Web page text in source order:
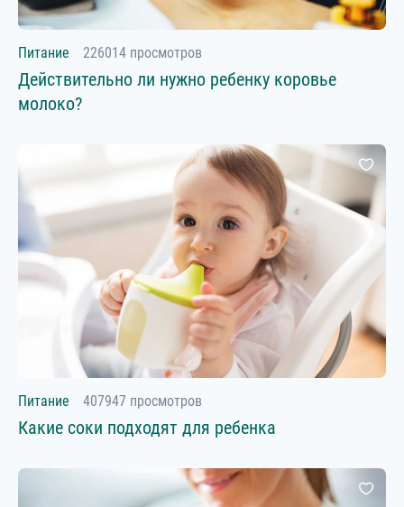
Питание 226014 просмотров
Действительно ли нужно ребенку коровье
молоко?
Питание 407947 просмотров
Какие соки подходят для ребенка